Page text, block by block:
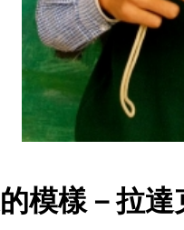
模樣－拉